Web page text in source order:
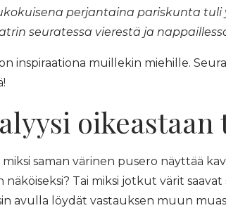
perjantaina pariskunta tuli
seuratessa vierestä ja
inspiraationa muillekin miehille.
oikeastaan
saman värinen pusero näyttää
Tai miksi jotkut värit saavat
avulla löydät vastauksen muun